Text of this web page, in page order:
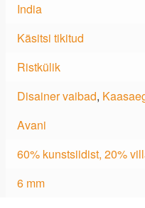
India
Käsitsi tikitud
Ristkülik
Disainer vaibad,
Avani
60% kunstsiidist, 20%
6 mm